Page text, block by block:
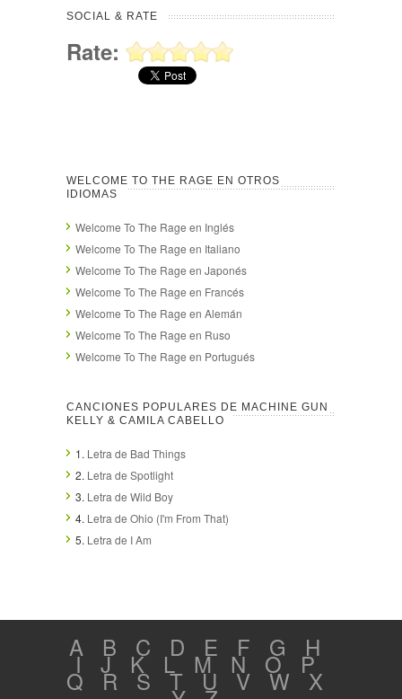
SOCIAL & RATE
Rate:
WELCOME TO THE RAGE EN OTROS
IDIOMAS
Welcome To The Rage en Inglés
Welcome To The Rage en Italiano
Welcome To The Rage en Japonés
Welcome To The Rage en Francés
Welcome To The Rage en Alemán
Welcome To The Rage en Ruso
Welcome To The Rage en Portugués
CANCIONES POPULARES DE MACHINE GUN
KELLY & CAMILA CABELLO
1. Letra de Bad Things
2. Letra de Spotlight
3. Letra de Wild Boy
4. Letra de Ohio (I'm From That)
5. Letra de I Am
A B C D E F G H
I J K L M N O P
Q R S T U V W X